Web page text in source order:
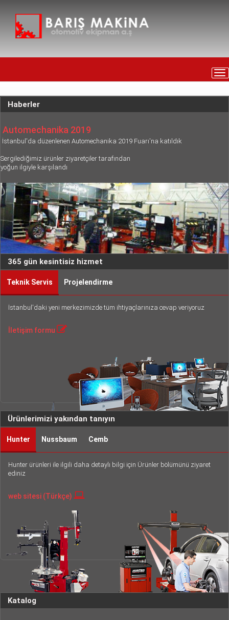
Haberler
Automechanika 2019
İstanbul'da düzenlenen Automechanika 2019 Fuarı'na katıldık
Sergilediğimiz ürünler ziyaretçiler tarafından
yoğun ilgiyle karşılandı
365 gün kesintisiz hizmet
Teknik Servis Projelendirme
İstanbul'daki yeni merkezimizde tüm ihtiyaçlarınıza cevap veriyoruz
İletişim formu
Ürünlerimizi yakından tanıyın
Hunter Nussbaum Cemb
Hunter ürünleri ile ilgili daha detaylı bilgi için Ürünler bölümünü ziyaret
ediniz
web sitesi (Türkçe)
Katalog